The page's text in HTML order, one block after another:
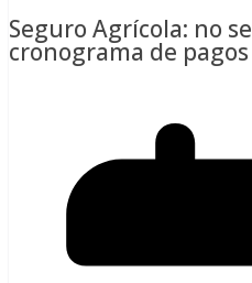
Seguro Agrícola: no
cronograma de pagos